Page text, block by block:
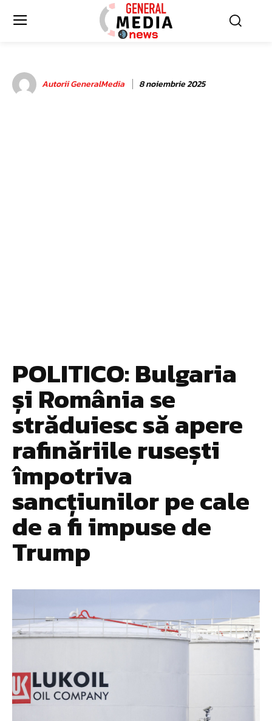
Autorii GeneralMedia 8 noiembrie 2025
POLITICO: Bulgaria
și România se
străduiesc să apere
rafinăriile rusești
împotriva
sancțiunilor pe cale
de a fi impuse de
Trump